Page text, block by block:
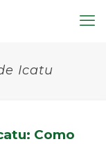
Icatu
Como